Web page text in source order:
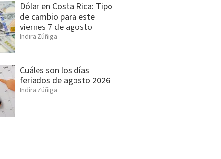
Dólar en Costa Rica: Tipo
de cambio para este
viernes 7 de agosto
Indira Zúñiga
Cuáles son los días
feriados de agosto 2026
Indira Zúñiga